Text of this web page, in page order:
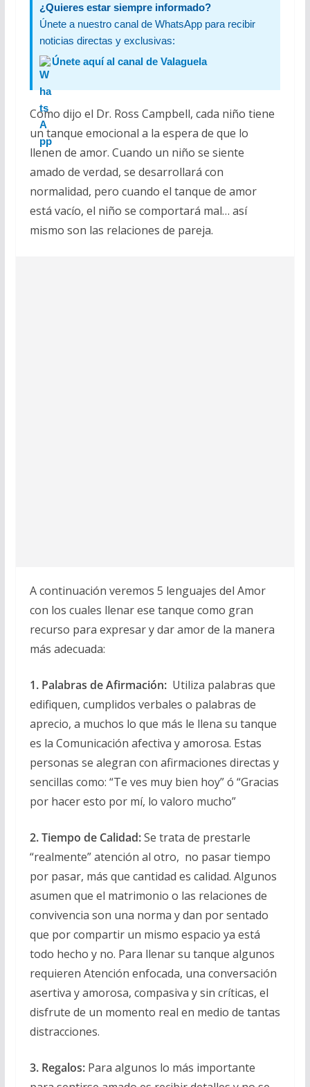
¿Quieres estar siempre informado?
Únete a nuestro canal de WhatsApp para recibir
noticias directas y exclusivas:
Únete aquí al canal de Valaguela
Como dijo el Dr. Ross Campbell, cada niño tiene
un tanque emocional a la espera de que lo
llenen de amor. Cuando un niño se siente
amado de verdad, se desarrollará con
normalidad, pero cuando el tanque de amor
está vacío, el niño se comportará mal… así
mismo son las relaciones de pareja.
A continuación veremos 5 lenguajes del Amor
con los cuales llenar ese tanque como gran
recurso para expresar y dar amor de la manera
más adecuada:
1. Palabras de Afirmación: Utiliza palabras que
edifiquen, cumplidos verbales o palabras de
aprecio, a muchos lo que más le llena su tanque
es la Comunicación afectiva y amorosa. Estas
personas se alegran con afirmaciones directas y
sencillas como: “Te ves muy bien hoy” ó “Gracias
por hacer esto por mí, lo valoro mucho”
2. Tiempo de Calidad:Se trata de prestarle
“realmente” atención al otro, no pasar tiempo
por pasar, más que cantidad es calidad. Algunos
asumen que el matrimonio o las relaciones de
convivencia son una norma y dan por sentado
que por compartir un mismo espacio ya está
todo hecho y no. Para llenar su tanque algunos
requieren Atención enfocada, una conversación
asertiva y amorosa, compasiva y sin críticas, el
disfrute de un momento real en medio de tantas
distracciones.
3. Regalos:Para algunos lo más importante